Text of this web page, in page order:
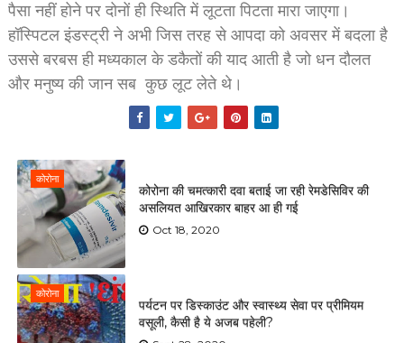
पैसा नहीं होने पर दोनों ही स्थिति में लूटता पिटता मारा जाएगा।
हॉस्पिटल इंडस्ट्री ने अभी जिस तरह से आपदा को अवसर में बदला है
उससे बरबस ही मध्यकाल के डकैतों की याद आती है जो धन दौलत
और मनुष्य की जान सब कुछ लूट लेते थे।
कोरोना
कोरोना की चमत्कारी दवा बताई जा रही रेमडेसिविर की
असलियत आखिरकार बाहर आ ही गई
Oct 18, 2020
कोरोना
पर्यटन पर डिस्काउंट और स्वास्थ्य सेवा पर प्रीमियम
वसूली, कैसी है ये अजब पहेली?